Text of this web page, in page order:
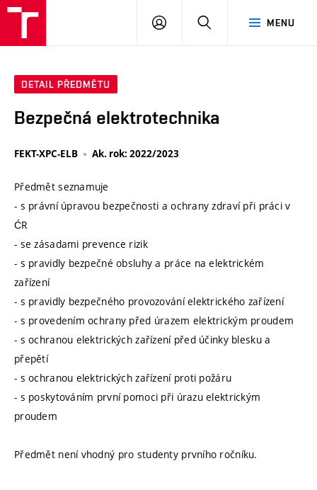
MENU
PŘIHLÁSIT
DETAIL PŘEDMĚTU
Bezpečná elektrotechnika
FEKT-XPC-ELB Ak. rok: 2022/2023
Předmět seznamuje
- s právní úpravou bezpečnosti a ochrany zdraví při práci v
ĆR
- se zásadami prevence rizik
- s pravidly bezpečné obsluhy a práce na elektrickém
zařízení
- s pravidly bezpečného provozování elektrického zařízení
- s provedením ochrany před úrazem elektrickým proudem
- s ochranou elektrických zařízení před účinky blesku a
přepětí
- s ochranou elektrických zařízení proti požáru
- s poskytováním první pomoci při úrazu elektrickým
proudem
Předmět není vhodný pro studenty prvního ročníku.